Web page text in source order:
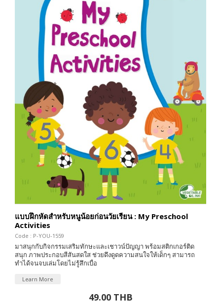
แบบฝึกหัดสำหรับหนูน้อยก่อนวัยเรียน : My Preschool
Activities
Code : P-YOU-1559
มาสนุกกับกิจกรรมเสริมทักษะและเชาวน์ปัญญา พร้อมสติกเกอร์ติด
สนุก ภาพประกอบสีสันสดใส ช่วยดึงดูดความสนใจให้เด็กๆ สามารถ
ทำได้จนจบเล่มโดยไม่รู้สึกเบื่อ
Learn More
49.00 THB